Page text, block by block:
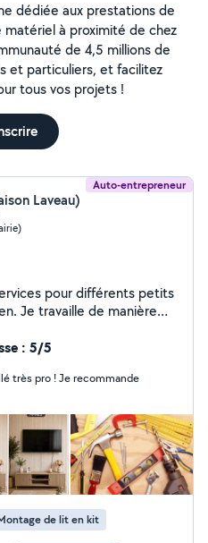
dédiée aux prestations de
à proximité de chez
de 4,5 millions de
et particuliers, et facilitez
tous vos projets !
Auto-entrepreneur
Laveau)
Je travaille de manière
demande. N'hésitez pas
de votre besoin et trouver
: 5/5
très pro ! Je recommande
de lit en kit